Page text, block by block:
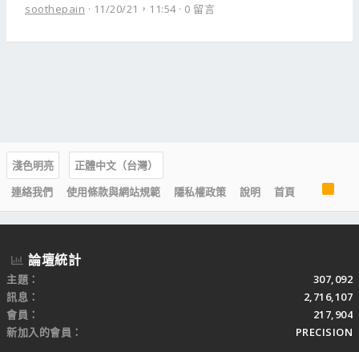
soothepain 11/20/21，11:54 0 留言
淺色明亮
正體中文（台灣）
連絡我們
使用條款與網站規範 隱私權政策 說明 首頁
R
S
S
論壇統計
主題
307,092
訊息
2,716,107
會員
217,904
新加入的會員
PRECISION